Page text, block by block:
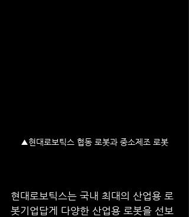
▲현대로보틱스 협동 로봇과 중소제조 로봇
현대로보틱스는 국내 최대의 산업용 로
봇기업답게 다양한 산업용 로봇을 선보